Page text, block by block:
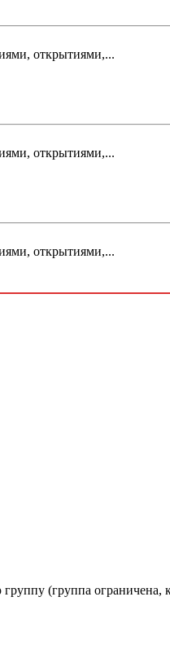
открытиями,...
открытиями,...
открытиями,...
(группа ограничена,